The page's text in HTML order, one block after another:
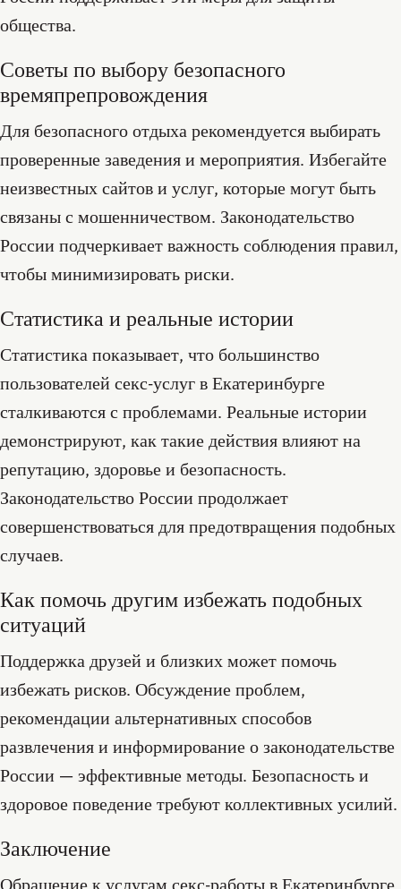
общества.
Советы по выбору безопасного
времяпрепровождения
Для безопасного отдыха рекомендуется выбирать
проверенные заведения и мероприятия. Избегайте
неизвестных сайтов и услуг, которые могут быть
связаны с мошенничеством. Законодательство
России подчеркивает важность соблюдения правил,
чтобы минимизировать риски.
Статистика и реальные истории
Статистика показывает, что большинство
пользователей секс-услуг в Екатеринбурге
сталкиваются с проблемами. Реальные истории
демонстрируют, как такие действия влияют на
репутацию, здоровье и безопасность.
Законодательство России продолжает
совершенствоваться для предотвращения подобных
случаев.
Как помочь другим избежать подобных
ситуаций
Поддержка друзей и близких может помочь
избежать рисков. Обсуждение проблем,
рекомендации альтернативных способов
развлечения и информирование о законодательстве
России — эффективные методы. Безопасность и
здоровое поведение требуют коллективных усилий.
Заключение